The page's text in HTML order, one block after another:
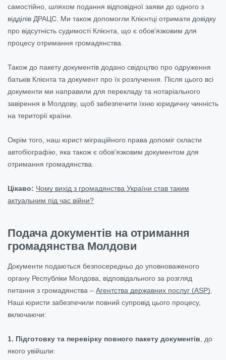
самостійно, шляхом подання відповідної заяви до одного з
відділів ДРАЦС. Ми також допомогли Клієнтці отримати довідку
про відсутність судимості Клієнта, що є обов'язковим для
процесу отримання громадянства.
Також до пакету документів додано свідоцтво про одруження
батьків Клієнта та документ про їх розлучення. Після цього всі
документи ми направили для перекладу та нотаріального
завірення в Молдову, щоб забезпечити їхню юридичну чинність
на території країни.
Окрім того, наш юрист міграційного права допоміг скласти
автобіографію, яка також є обовʼязковим документом для
отримання громадянства.
Цікаво: Чому вихід з громадянства України став таким
актуальним під час війни?
Подача документів на отримання
громадянства Молдови
Документи подаються безпосередньо до уповноваженого
органу Республіки Молдова, відповідального за розгляд
питання з громадянства – Агентства державних послуг (ASP)
Наші юристи забезпечили повний супровід цього процесу,
включаючи:
1. Підготовку та перевірку повного пакету документів , до
якого увійшли: